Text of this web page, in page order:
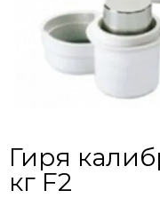
Гиря
кг F2